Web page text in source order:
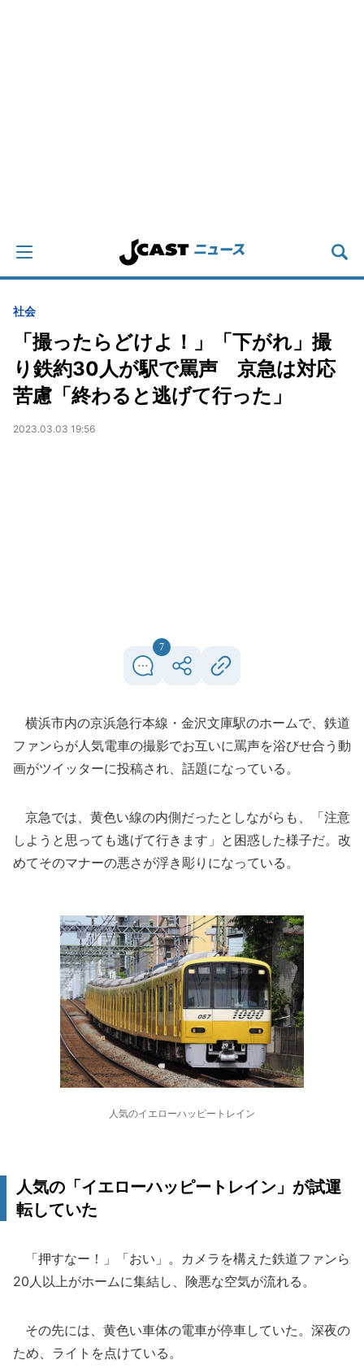
社会
「撮ったらどけよ！」「下がれ」撮
り鉄約30人が駅で罵声 京急は対応
苦慮「終わると逃げて行った」
2023.03.03 19:56
7
横浜市内の京浜急行本線・金沢文庫駅のホームで、鉄道
ファンらが人気電車の撮影でお互いに罵声を浴びせ合う動
画がツイッターに投稿され、話題になっている。
京急では、黄色い線の内側だったとしながらも、「注意
しようと思っても逃げて行きます」と困惑した様子だ。改
めてそのマナーの悪さが浮き彫りになっている。
人気のイエローハッピートレイン
人気の「イエローハッピートレイン」が試運
転していた
「押すなー！」「おい」。カメラを構えた鉄道ファンら
20人以上がホームに集結し、険悪な空気が流れる。
その先には、黄色い車体の電車が停車していた。深夜の
ため、ライトを点けている。